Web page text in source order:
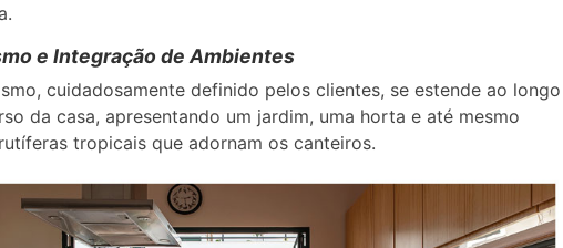
e Integração de Ambientes
cuidadosamente definido pelos clientes, se estende ao longo
da casa, apresentando um jardim, uma horta e até mesmo
tropicais que adornam os canteiros.